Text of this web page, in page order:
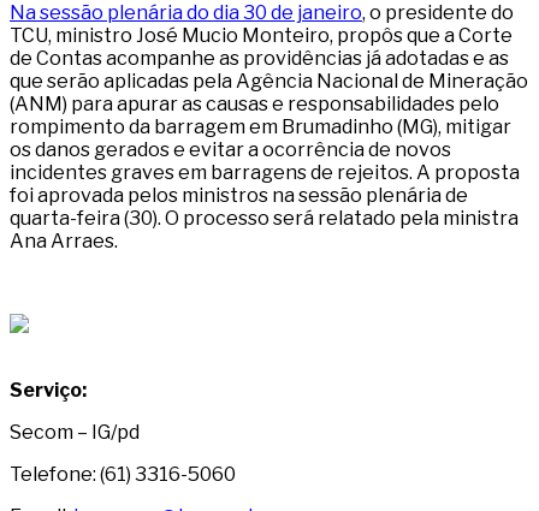
Na sessão plenária do dia 30 de janeiro, o presidente do
TCU, ministro José Mucio Monteiro, propôs que a Corte
de Contas acompanhe as providências já adotadas e as
que serão aplicadas pela Agência Nacional de Mineração
(ANM) para apurar as causas e responsabilidades pelo
rompimento da barragem em Brumadinho (MG), mitigar
os danos gerados e evitar a ocorrência de novos
incidentes graves em barragens de rejeitos. A proposta
foi aprovada pelos ministros na sessão plenária de
quarta-feira (30). O processo será relatado pela ministra
Ana Arraes.
Serviço:
Secom – IG/pd
Telefone: (61) 3316-5060